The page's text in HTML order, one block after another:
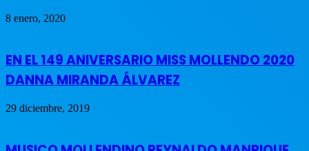
8 enero, 2020
EN EL 149 ANIVERSARIO MISS MOLLENDO 2020
DANNA MIRANDA ÁLVAREZ
29 diciembre, 2019